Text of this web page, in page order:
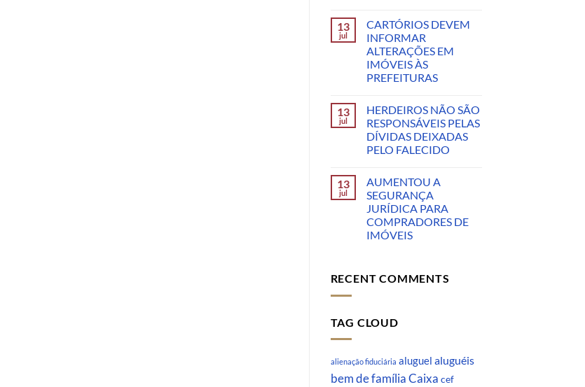
13
jul
CARTÓRIOS DEVEM
INFORMAR
ALTERAÇÕES EM
IMÓVEIS ÀS
PREFEITURAS
13
jul
HERDEIROS NÃO SÃO
RESPONSÁVEIS PELAS
DÍVIDAS DEIXADAS
PELO FALECIDO
13
jul
AUMENTOU A
SEGURANÇA
JURÍDICA PARA
COMPRADORES DE
IMÓVEIS
RECENT COMMENTS
TAG CLOUD
alienação fiduciária aluguel aluguéis
bem de família Caixa cef